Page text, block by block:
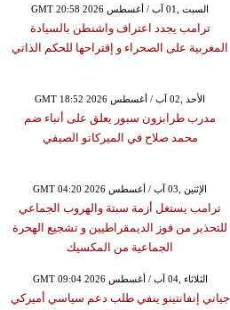
GMT 20:58 2026 السبت ,01 آب / أغسطس
ترامب يجدد اعتراف واشنطن بالسيادة
المغربية على الصحراء و إقتراحها للحكم الذاتي
GMT 18:52 2026 الأحد ,02 آب / أغسطس
مدرب طرابزون سبور يعلق على أنباء ضم
محمد صلاح في الميركاتو الصيفي
GMT 04:20 2026 الإثنين ,03 آب / أغسطس
ترامب يستغل أزمة سبتة والهروب الجماعي
للتحذير من فوز الديمقراطيين و تشجيع الهحرة
الجماعية من المكسيك
GMT 09:04 2026 الثلاثاء ,04 آب / أغسطس
جياني إنفانتينو ينفي طلب دعم سياسي أميركي